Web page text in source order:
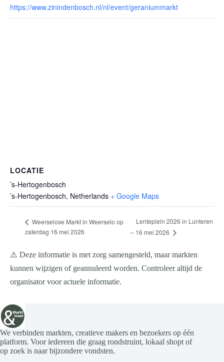
https://www.zinindenbosch.nl/nl/event/geraniummarkt
LOCATIE
’s-Hertogenbosch
’s-Hertogenbosch, Netherlands + Google Maps
Weerselose Markt in Weerselo op
zaterdag 16 mei 2026
Lenteplein 2026 in Lunteren
– 16 mei 2026
⚠️ Deze informatie is met zorg samengesteld, maar markten
kunnen wijzigen of geannuleerd worden. Controleer altijd de
organisator voor actuele informatie.
We verbinden markten, creatieve makers en bezoekers op één
platform. Voor iedereen die graag rondstruint, lokaal shopt of
op zoek is naar bijzondere vondsten.